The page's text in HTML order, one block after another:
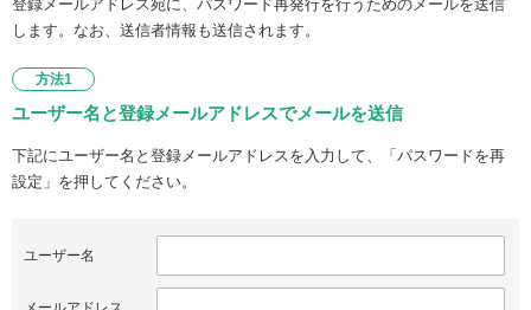
登録メールアドレス宛に、パスワード再発行を行うためのメールを送信
します。なお、送信者情報も送信されます。
方法1
ユーザー名と登録メールアドレスでメールを送信
下記にユーザー名と登録メールアドレスを入力して、「パスワードを再
設定」を押してください。
ユーザー名